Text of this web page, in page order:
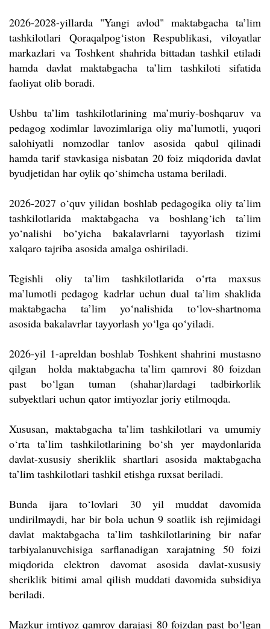
2026-2028-yillarda "Yangi avlod" maktabgacha ta’lim
tashkilotlari Qoraqalpog‘iston Respublikasi, viloyatlar
markazlari va Toshkent shahrida bittadan tashkil etiladi
hamda davlat maktabgacha ta’lim tashkiloti sifatida
faoliyat olib boradi.
Ushbu ta’lim tashkilotlarining ma’muriy-boshqaruv va
pedagog xodimlar lavozimlariga oliy ma’lumotli, yuqori
salohiyatli nomzodlar tanlov asosida qabul qilinadi
hamda tarif stavkasiga nisbatan 20 foiz miqdorida davlat
byudjetidan har oylik qo‘shimcha ustama beriladi.
2026-2027 o‘quv yilidan boshlab pedagogika oliy ta’lim
tashkilotlarida maktabgacha va boshlang‘ich ta’lim
yo‘nalishi bo‘yicha bakalavrlarni tayyorlash tizimi
xalqaro tajriba asosida amalga oshiriladi.
Tegishli oliy ta’lim tashkilotlarida o‘rta maxsus
ma’lumotli pedagog kadrlar uchun dual ta’lim shaklida
maktabgacha ta’lim yo‘nalishida to‘lov-shartnoma
asosida bakalavrlar tayyorlash yo‘lga qo‘yiladi.
2026-yil 1-apreldan boshlab Toshkent shahrini mustasno
qilgan holda maktabgacha ta’lim qamrovi 80 foizdan
past bo‘lgan tuman (shahar)lardagi tadbirkorlik
subyektlari uchun qator imtiyozlar joriy etilmoqda.
Xususan, maktabgacha ta’lim tashkilotlari va umumiy
o‘rta ta’lim tashkilotlarining bo‘sh yer maydonlarida
davlat-xususiy sheriklik shartlari asosida maktabgacha
ta’lim tashkilotlari tashkil etishga ruxsat beriladi.
Bunda ijara to‘lovlari 30 yil muddat davomida
undirilmaydi, har bir bola uchun 9 soatlik ish rejimidagi
davlat maktabgacha ta’lim tashkilotlarining bir nafar
tarbiyalanuvchisiga sarflanadigan xarajatning 50 foizi
miqdorida elektron davomat asosida davlat-xususiy
sheriklik bitimi amal qilish muddati davomida subsidiya
beriladi.
Mazkur imtiyoz qamrov darajasi 80 foizdan past bo‘lgan